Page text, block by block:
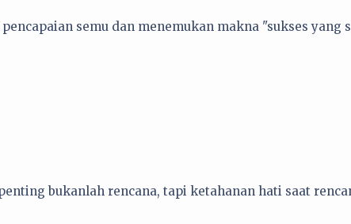
semu dan menemukan makna "sukses yang
bukanlah rencana, tapi ketahanan hati saat